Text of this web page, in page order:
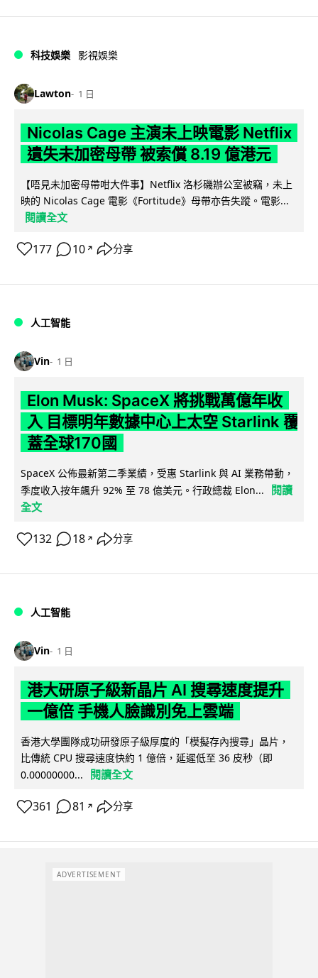
科技娛樂 影視娛樂
Lawton 1 日
Nicolas Cage 主演未上映電影 Netflix
遺失未加密母帶 被索償 8.19 億港元
【唔見未加密母帶咁大件事】Netflix 洛杉磯辦公室被竊，未上
映的 Nicolas Cage 電影《Fortitude》母帶亦告失蹤。電影...
閱讀全文
177 10 ↗ 分享
人工智能
Vin 1 日
Elon Musk: SpaceX 將挑戰萬億年收
入 目標明年數據中心上太空 Starlink 覆
蓋全球170國
SpaceX 公佈最新第二季業績，受惠 Starlink 與 AI 業務帶動，
季度收入按年飆升 92% 至 78 億美元。行政總裁 Elon...
閱讀
全文
132 18 ↗ 分享
人工智能
Vin 1 日
港大研原子級新晶片 AI 搜尋速度提升
一億倍 手機人臉識別免上雲端
香港大學團隊成功研發原子級厚度的「模擬存內搜尋」晶片，
比傳統 CPU 搜尋速度快約 1 億倍，延遲低至 36 皮秒（即
0.00000000...
閱讀全文
361 81 ↗ 分享
ADVERTISEMENT